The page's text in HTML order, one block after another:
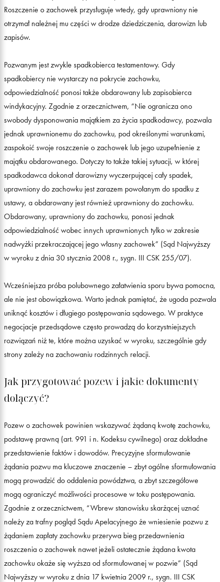
Roszczenie o zachowek przysługuje wtedy, gdy uprawniony nie
otrzymał należnej mu części w drodze dziedziczenia, darowizn lub
zapisów.
Pozwanym jest zwykle spadkobierca testamentowy. Gdy
spadkobiercy nie wystarczy na pokrycie zachowku,
odpowiedzialność ponosi także obdarowany lub zapisobierca
windykacyjny. Zgodnie z orzecznictwem, “Nie ogranicza ono
swobody dysponowania majątkiem za życia spadkodawcy, pozwala
jednak uprawnionemu do zachowku, pod określonymi warunkami,
zaspokoić swoje roszczenie o zachowek lub jego uzupełnienie z
majątku obdarowanego. Dotyczy to także takiej sytuacji, w której
spadkodawca dokonał darowizny wyczerpującej cały spadek,
uprawniony do zachowku jest zarazem powołanym do spadku z
ustawy, a obdarowany jest również uprawniony do zachowku.
Obdarowany, uprawniony do zachowku, ponosi jednak
odpowiedzialność wobec innych uprawnionych tylko w zakresie
nadwyżki przekraczającej jego własny zachowek” (Sąd Najwyższy
w wyroku z dnia 30 stycznia 2008 r., sygn. III CSK 255/07).
Wcześniejsza próba polubownego załatwienia sporu bywa pomocna,
ale nie jest obowiązkowa. Warto jednak pamiętać, że ugoda pozwala
uniknąć kosztów i długiego postępowania sądowego. W praktyce
negocjacje przedsądowe często prowadzą do korzystniejszych
rozwiązań niż te, które można uzyskać w wyroku, szczególnie gdy
strony zależy na zachowaniu rodzinnych relacji.
Jak przygotować pozew i jakie dokumenty
dołączyć?
Pozew o zachowek powinien wskazywać żądaną kwotę zachowku,
podstawę prawną (art. 991 i n. Kodeksu cywilnego) oraz dokładne
przedstawienie faktów i dowodów. Precyzyjne sformułowanie
żądania pozwu ma kluczowe znaczenie – zbyt ogólne sformułowania
mogą prowadzić do oddalenia powództwa, a zbyt szczegółowe
mogą ograniczyć możliwości procesowe w toku postępowania.
Zgodnie z orzecznictwem, “Wbrew stanowisku skarżącej uznać
należy za trafny pogląd Sądu Apelacyjnego że wniesienie pozwu z
żądaniem zapłaty zachowku przerywa bieg przedawnienia
roszczenia o zachowek nawet jeżeli ostatecznie żądana kwota
zachowku okaże się wyższa od sformułowanej w pozwie” (Sąd
Najwyższy w wyroku z dnia 17 kwietnia 2009 r., sygn. III CSK